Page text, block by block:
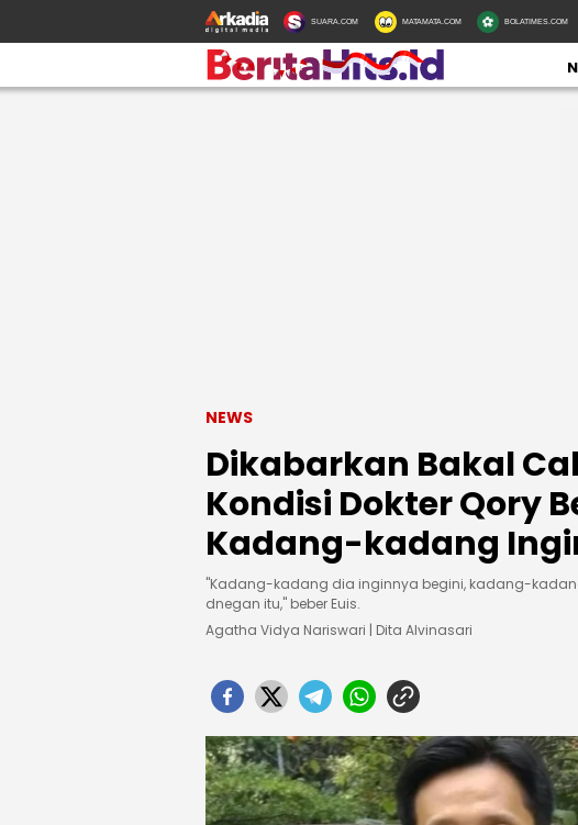
SUARA.COM MATAMATA.COM BOLATIMES.COM
NEWS
Dikabarkan Bakal
Kondisi Dokter Qory
Kadang-kadang
"Kadang-kadang dia inginnya begini, kadang-
dnegan itu," beber Euis.
Agatha Vidya Nariswari | Dita Alvinasari